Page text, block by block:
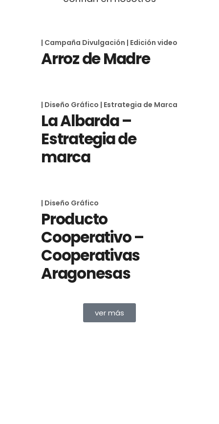
| Campaña Divulgación | Edición video
Arroz de Madre
| Diseño Gráfico | Estrategia de Marca
La Albarda –
Estrategia de
marca
| Diseño Gráfico
Producto
Cooperativo –
Cooperativas
Aragonesas
ver más